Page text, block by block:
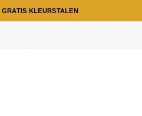
GRATIS KLEURSTALEN